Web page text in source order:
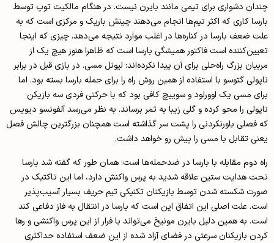
چندان دشواری برای تیمی مانند بایرن نیست. در هنگام مالکیت توپ توسط
بارسا کاری که اکثر تیم­‌ها انجام می­‌دهند چینش باریک و مرکزی است که به
علت ضعف بارسا در کناره‌­ها در اغلب موارد نتیجه می­‌دهد. چیزی که اینجا
تعیین­‌کننده است فاکتور همیشگی بارسا است که ظاهرا هنوز هیچ یک از
مربیان بزرگ راه‌حلی برای آن پیدا نکرده‌­اند: لیونل مسی. در بازی قبل در برابر
ناپولی گتوسو با استفاده از همین روش راه را برای حمله بارسا بسته بود. اما
برای مسی یک اوورلود و سوییچ کافی بود که با حرکتی فردی سه بازیکن
ناپولی را محو کرده و گلی زیبا به ثمر برساند. به نظر می‌­رسد آلفونسو دیویس
که فصلی باورنکردنی را پشت سر گذاشته است همچنان بزرگترین چالش فصل
یعنی تقابل با مسی را پیش رو خواهد داشت.
راه دوم مقابله با بارسا در ضدحمله‌ها است؛ همان­ طور که گفته شد بارسا
تحت هدایت ستین علاقه شدید به پرس واکنش دارد، اما این تاکتیک در
صورت شکسته شدن توسط بازیکنان تکنیکی تیم حریف بسیار آسیب‌پذیر
است. علت اصلی این اتفاق این است که بارسا در انتقال به فاز دفاعی کند
است. به همین دلیل بایرن مونیخ می­‌تواند با فرار از این پرس واکنشی و رها
کردن بازیکنان سرعتی در فضای آزاد شده از این ضعف استفاده حداکثری